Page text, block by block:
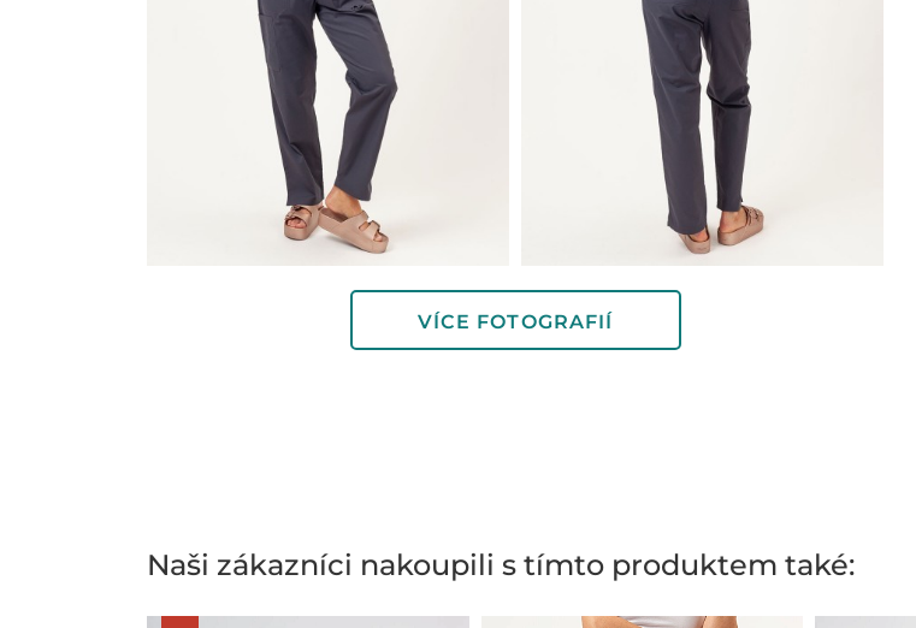
VÍCE FOTOGRAFIÍ
Naši zákazníci nakoupili s tímto produktem také: